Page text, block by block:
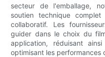
secteur de l'emballage,
soutien technique
collaboratif. Les
guider dans le choix du
application, réduisant
optimisant les performances